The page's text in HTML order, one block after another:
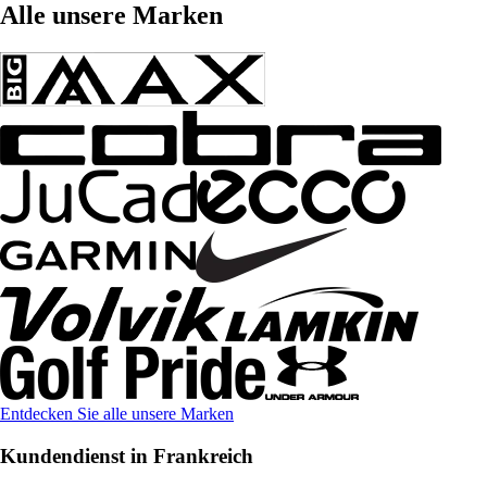
Alle unsere Marken
Entdecken Sie alle unsere Marken
Kundendienst in Frankreich